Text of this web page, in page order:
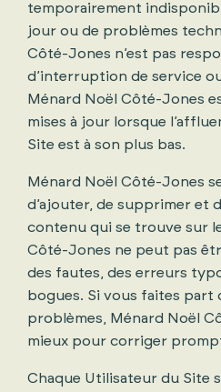
temporairement
jour ou de problèmes
Côté-Jones n’est pas
d’interruption de service
Ménard Noël Côté-Jones
mises à jour lorsque
Site est à son plus bas.
Ménard Noël Côté-Jones
d’ajouter, de supprimer et
contenu qui se trouve sur
Côté-Jones ne peut pas
des fautes, des erreurs
bogues. Si vous faites part
problèmes, Ménard Noël
mieux pour corriger
Chaque Utilisateur du Site